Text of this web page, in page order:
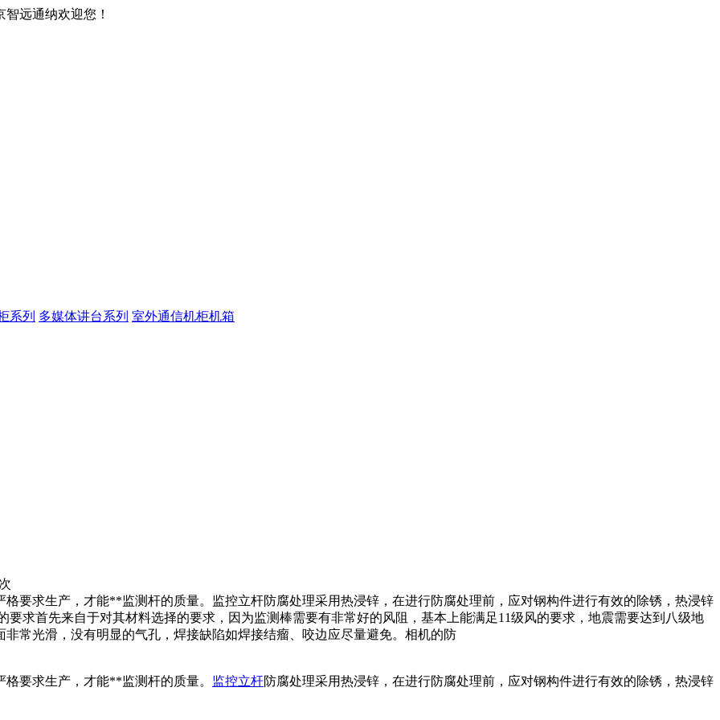
远通纳欢迎您！
系列 多媒体讲台系列 室外通信机柜机箱
要求生产，才能**监测杆的质量。监控立杆防腐处理采用热浸锌，在进行防腐处理前，应对钢构件进行有效的除锈，热浸锌
要求首先来自于对其材料选择的要求，因为监测棒需要有非常好的风阻，基本上能满足11级风的要求，地震需要达到八级地
常光滑，没有明显的气孔，焊接缺陷如焊接结瘤、咬边应尽量避免。相机的防
要求生产，才能**监测杆的质量。 监控立杆防腐处理采用热浸锌，在进行防腐处理前，应对钢构件进行有效的除锈，热浸锌